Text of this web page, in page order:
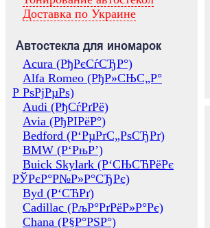
Доставка по Украине
Автостекла для иномарок
Acura (РђРєСѓСЂР°)
Alfa Romeo (РђР»СЊС„Р°
Р РѕРјРµРѕ)
Audi (РђСѓРґРё)
Avia (РђРІРёР°)
Bedford (Р‘РµРґС„РѕСЂРґ)
BMW (Р‘РњР’)
Buick Skylark (Р‘СЊСЋРёРє
РЎРєР°Р№Р»Р°СЂРє)
Byd (Р‘СЋРґ)
Cadillac (РљР°РґРёР»Р°Рє)
Chana (Р§Р°РЅР°)